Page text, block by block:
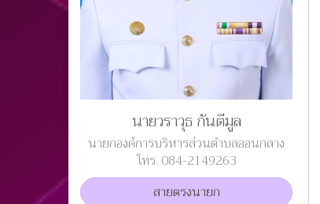
นายวราวุธ กันตีมูล
นายกองค์การบริหารส่วนตำบลออนกลาง
โทร. 084-2149263
สายตรงนายก